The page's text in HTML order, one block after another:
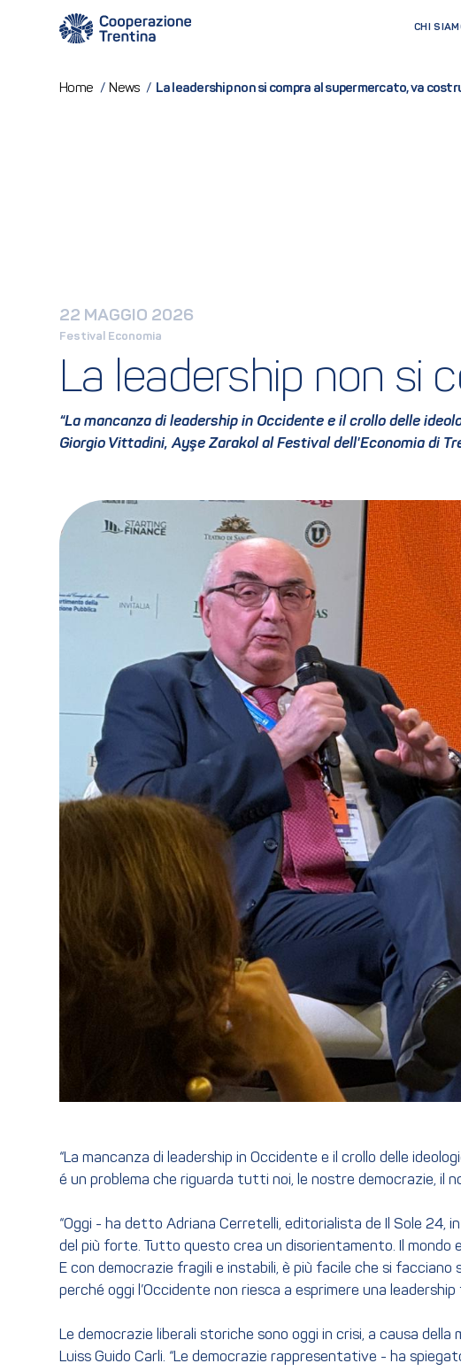
CHI
Home / News / La leadership non si compra al supermercato, va
22 MAGGIO 2026
Festival Economia
La leadership non si
“La mancanza di leadership in Occidente e il crollo delle
Giorgio Vittadini, Ayşe Zarakol al Festival dell'Economia di
“La mancanza di leadership in Occidente e il crollo delle
é un problema che riguarda tutti noi, le nostre democrazie, il
“Oggi - ha detto Adriana Cerretelli, editorialista de Il Sole 24,
del più forte. Tutto questo crea un disorientamento. Il mondo
E con democrazie fragili e instabili, è più facile che si
perché oggi l’Occidente non riesca a esprimere una
Le democrazie liberali storiche sono oggi in crisi, a causa
Luiss Guido Carli. “Le democrazie rappresentative - ha